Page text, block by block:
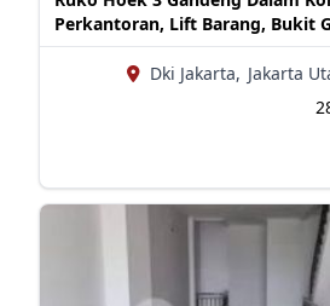
Perkantoran, Lift Barang, Bukit
Dki Jakarta, Jakarta